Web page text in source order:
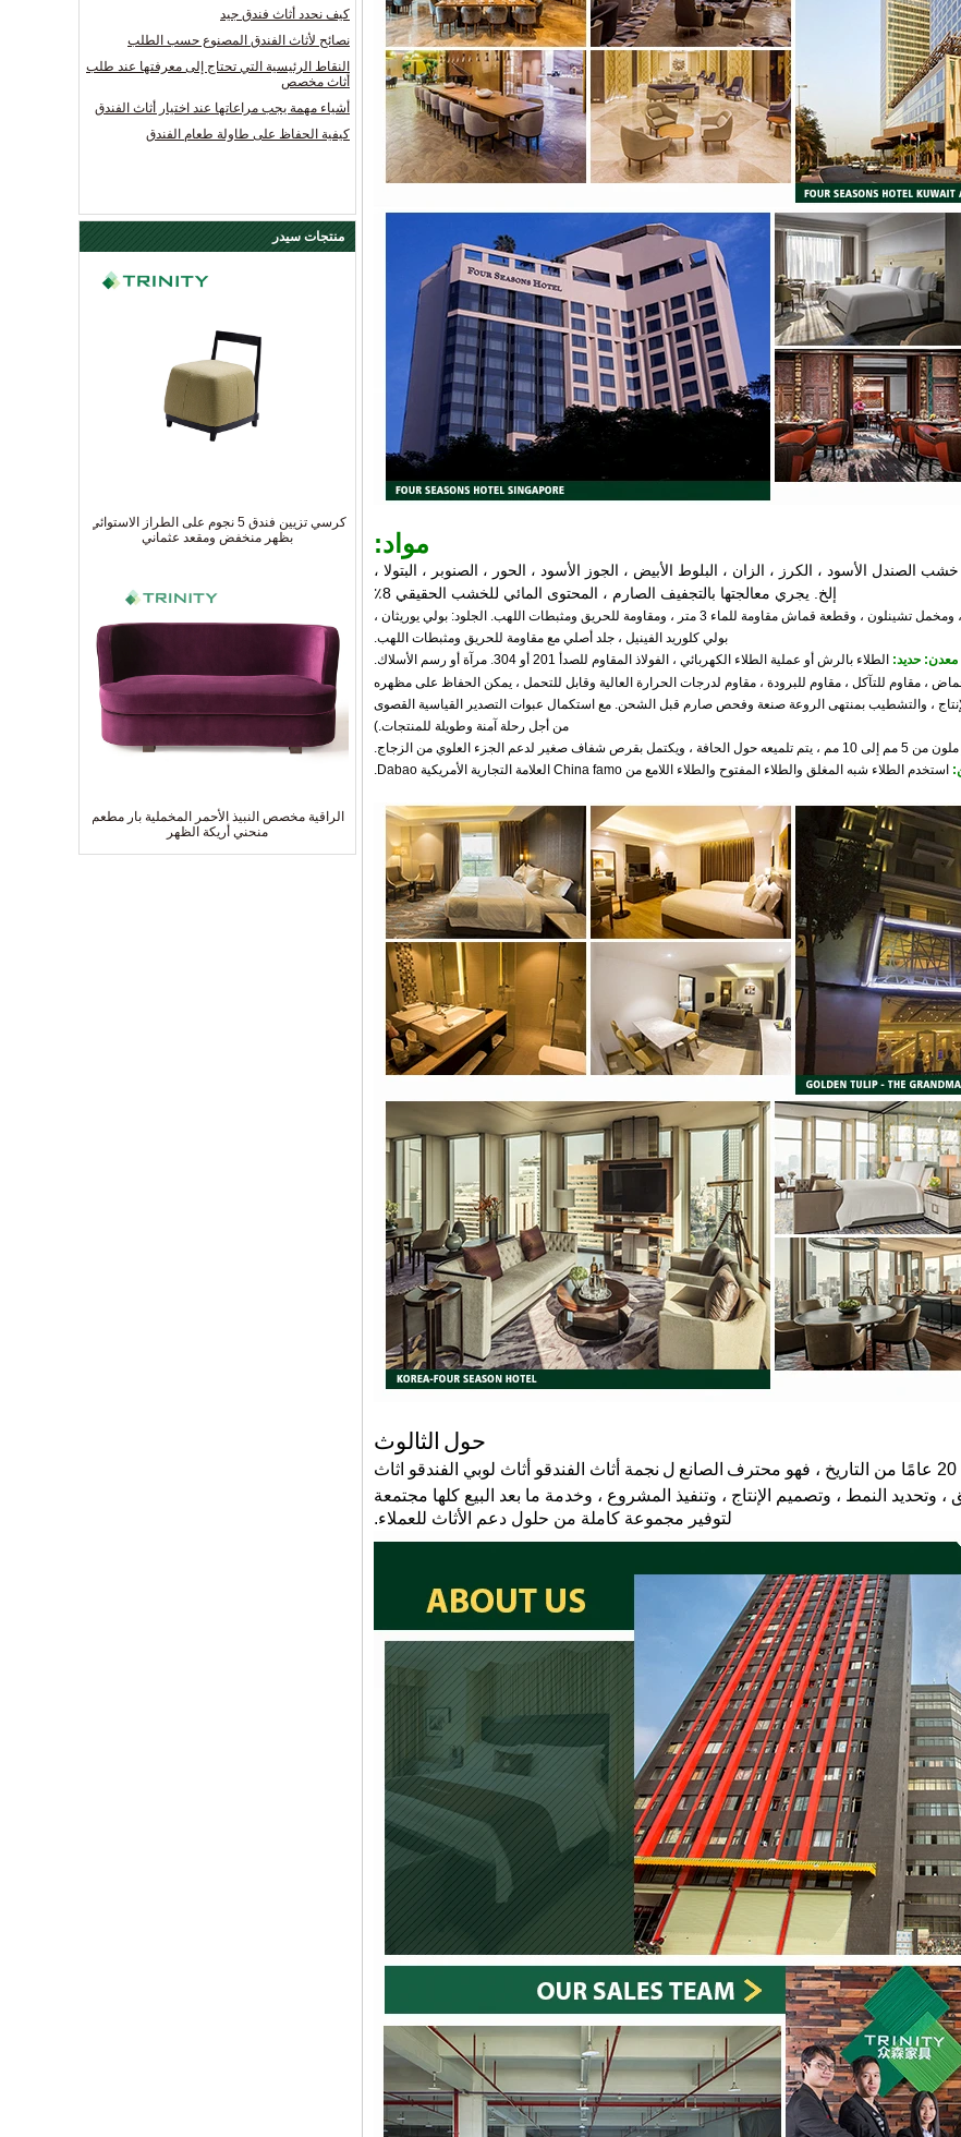
كيف نحدد أثاث فندق جيد
نصائح لأثاث الفندق المصنوع حسب الطلب
النقاط الرئيسية التي تحتاج إلى معرفتها عند طلب
أثاث مخصص
أشياء مهمة يجب مراعاتها عند اختيار أثاث الفندق
كيفية الحفاظ على طاولة طعام الفندق
منتجات سيدر
كرسي تزيين فندق 5 نجوم على الطراز الاستوائي
بظهر منخفض ومقعد عثماني
الراقية مخصص النبيذ الأحمر المخملية بار مطعم
منحني أريكة الظهر
مواد:
الأسود ، الكرز ، الزان ، البلوط الأبيض ، الجوز الأسود ، الحور ، الصنوبر ، البتولا ،
إلخ. يجري معالجتها بالتجفيف الصارم ، المحتوى المائي للخشب الحقيقي 8٪
النسيج: ألياف البوليستر ، والقطن ، والقطن المخلوط ، ومخمل تشينلون ، وقطعة قماش مقاومة للماء 3 متر ، ومقاومة للحريق ومثبطات اللهب. الجلود: بولي يوريثان ،
بولي كلوريد الفينيل ، جلد أصلي مع مقاومة للحريق ومثبطات اللهب.
معدن: حديد: الطلاء بالرش أو عملية الطلاء الكهربائي ، الفولاذ المقاوم للصدأ 201 أو 304. مرآة أو رسم الأسلاك.
، مقاوم للتآكل ، مقاوم للبرودة ، مقاوم لدرجات الحرارة العالية وقابل للتحمل ، يمكن الحفاظ على مظهره
نتبناه في الإنتاج ، والتشطيب بمنتهى الروعة صنعة وفحص صارم قبل الشحن. مع استكمال عبوات التصدير القياسية القصوى
من أجل رحلة آمنة وطويلة للمنتجات.)
شفاف صغير لدعم الجزء العلوي من الزجاج.
استخدم الطلاء شبه المغلق والطلاء المفتوح والطلاء اللامع من China famo العلامة التجارية الأمريكية Dabao.
حول الثالوث
الصانع ل نجمة أثاث الفندقو أثاث لوبي الفندقو اثاث
وتحديد النمط ، وتصميم الإنتاج ، وتنفيذ المشروع ، وخدمة ما بعد البيع كلها مجتمعة
لتوفير مجموعة كاملة من حلول دعم الأثاث للعملاء.